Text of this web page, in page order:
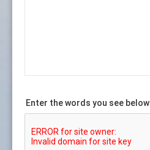
Enter the words you see below